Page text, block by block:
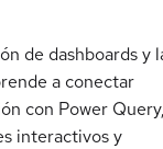
de dashboards y
a conectar
con Power
interactivos y